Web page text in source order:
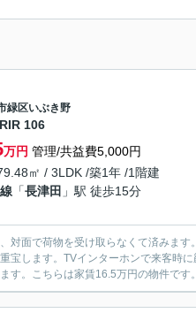
緑区いぶき野
106
万円 管理/共益費5,000円
㎡ / 3LDK /築1年 /1階建
「長津田 」駅 徒歩15分
対面で荷物を受け取らなくて済みま
宝します。TVインターホンで来客時
す。こちらは家賃16.5万円の物件で